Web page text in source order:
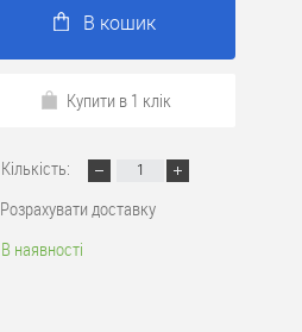
В кошик
Купити в 1 клік
Кількість:
Розрахувати доставку
В наявності